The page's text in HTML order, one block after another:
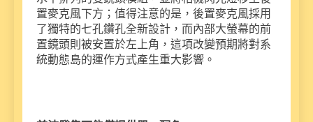
置麥克風下方；值得注意的是，後置麥克風採用
了獨特的七孔鑽孔全新設計，而內部大螢幕的前
置鏡頭則被安置於左上角，這項改變預期將對系
統動態島的運作方式產生重大影響。